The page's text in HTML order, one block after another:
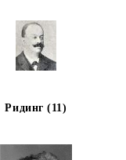
Ридинг (11)